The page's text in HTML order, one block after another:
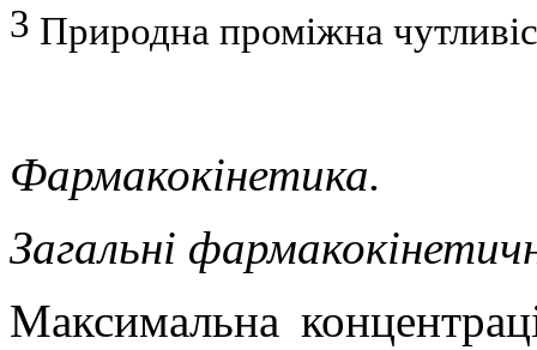
3 Природна проміжна
Фармакокінетика.
Загальні
Максимальна